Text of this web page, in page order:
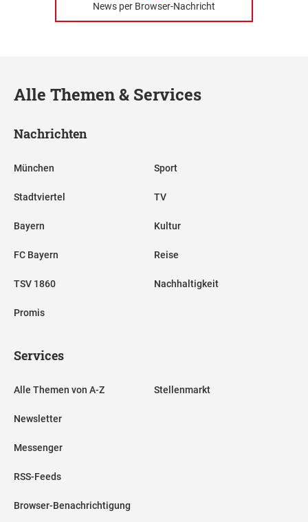
News per Browser-Nachricht
Alle Themen & Services
Nachrichten
München
Stadtviertel
Bayern
FC Bayern
TSV 1860
Promis
Sport
TV
Kultur
Reise
Nachhaltigkeit
Services
Alle Themen von A-Z
Newsletter
Messenger
RSS-Feeds
Browser-Benachrichtigung
Stellenmarkt